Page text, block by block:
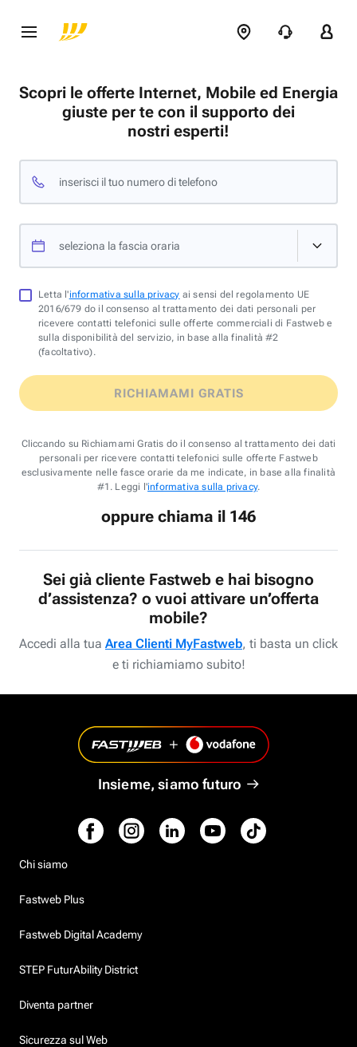
Scopri le offerte Internet, Mobile ed Energia
giuste per te con il supporto dei
nostri esperti!
inserisci il tuo numero di telefono
seleziona la fascia oraria
Letta l'informativa sulla privacy ai sensi del regolamento UE
2016/679 do il consenso al trattamento dei dati personali per
ricevere contatti telefonici sulle offerte commerciali di Fastweb e
sulla disponibilità del servizio, in base alla finalità #2
(facoltativo).
RICHIAMAMI GRATIS
Cliccando su Richiamami Gratis do il consenso al trattamento dei dati
personali per ricevere contatti telefonici sulle offerte Fastweb
esclusivamente nelle fasce orarie da me indicate, in base alla finalità
#1. Leggi l'informativa sulla privacy.
oppure chiama il 146
Sei già cliente Fastweb e hai bisogno
d’assistenza? o vuoi attivare un’offerta
mobile?
Accedi alla tua Area Clienti MyFastweb, ti basta un click
e ti richiamiamo subito!
Insieme, siamo futuro
Chi siamo
Fastweb Plus
Fastweb Digital Academy
STEP FuturAbility District
Diventa partner
Sicurezza sul Web